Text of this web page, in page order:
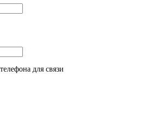
для связи